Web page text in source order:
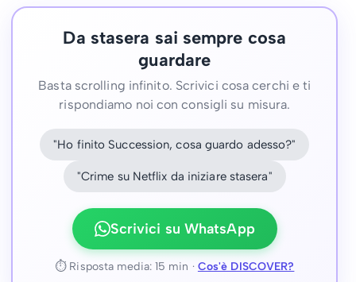
Da stasera sai sempre cosa
guardare
Basta scrolling infinito. Scrivici cosa cerchi e ti
rispondiamo noi con consigli su misura.
"Ho finito Succession, cosa guardo adesso?"
"Crime su Netflix da iniziare stasera"
Scrivici su WhatsApp
⏱ Risposta media: 15 min · Cos'è DISCOVER?